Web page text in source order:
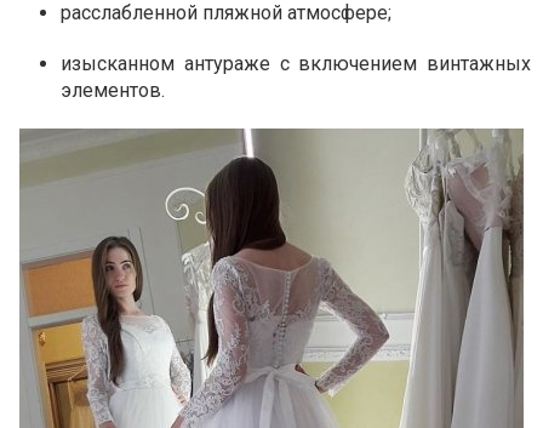
расслабленной пляжной атмосфере;
изысканном антураже с включением винтажных
элементов.